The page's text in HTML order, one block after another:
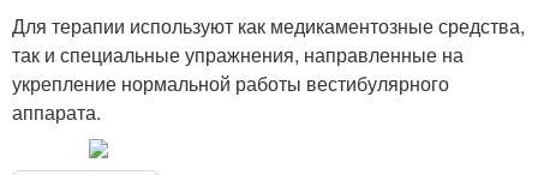
Для терапии используют как медикаментозные средства,
так и специальные упражнения, направленные на
укрепление нормальной работы вестибулярного
аппарата.